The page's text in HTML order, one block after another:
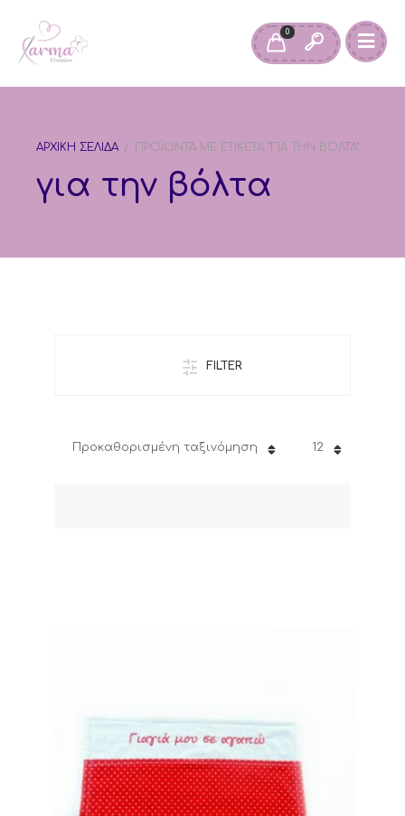
0
ΑΡΧΙΚΉ ΣΕΛΊΔΑ / ΠΡΟΪΌΝΤΑ ΜΕ ΕΤΙΚΈΤΑ “ΓΙΑ ΤΗΝ ΒΌΛΤΑ”
για την βόλτα
FILTER
12
Προκαθορισμένη ταξινόμηση